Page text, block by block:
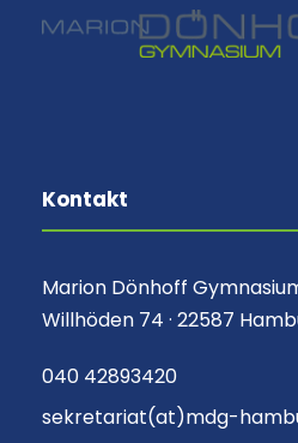
Kontakt
Marion Dönhoff
Willhöden 74 · 22587
040 42893420
sekretariat(at)mdg-